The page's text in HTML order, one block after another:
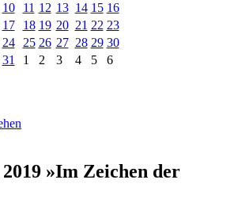
10
11 12 13 14 15 16
17
18 19 20 21 22 23
24
25 26 27 28 29 30
31
1 2 3 4 5 6
»Im Zeichen der